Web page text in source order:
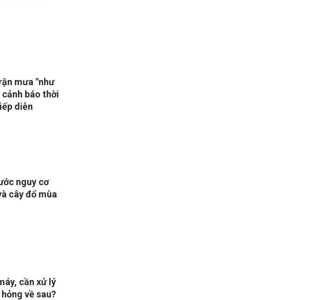
mưa "như
báo thời
diễn
nguy cơ
cây đổ mùa
cần xử lý
về sau?